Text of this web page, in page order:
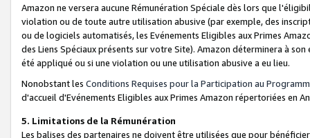
Amazon ne versera aucune Rémunération Spéciale dès lors que
violation ou de toute autre utilisation abusive (par exemple, des
ou de logiciels automatisés, les Evénements Eligibles aux Primes
des Liens Spéciaux présents sur votre Site). Amazon déterminera à
été appliqué ou si une violation ou une utilisation abusive a eu lieu.
Nonobstant les Conditions Requises pour la Participation au
d'accueil d'Evénements Eligibles aux Primes Amazon répertoriées en
5. Limitations de la Rémunération
Les balises des partenaires ne doivent être utilisées que pour